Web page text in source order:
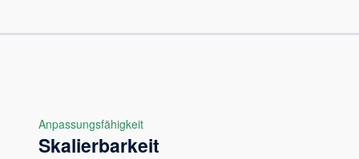
Anpassungsfähigkeit
Skalierbarkeit